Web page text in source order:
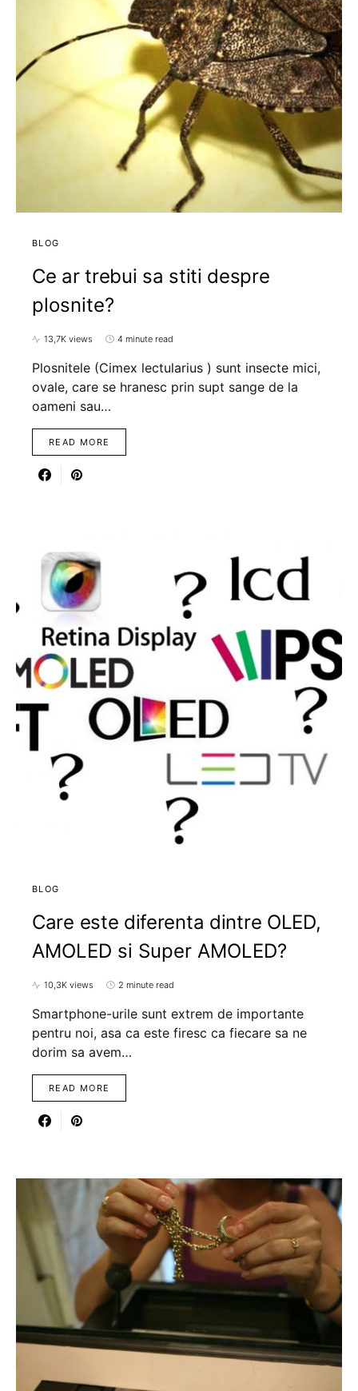
BLOG
Ce ar trebui sa stiti despre
plosnite?
13,7K views 4 minute read
Plosnitele (Cimex lectularius ) sunt insecte mici,
ovale, care se hranesc prin supt sange de la
oameni sau…
READ MORE
BLOG
Care este diferenta dintre OLED,
AMOLED si Super AMOLED?
10,3K views 2 minute read
Smartphone-urile sunt extrem de importante
pentru noi, asa ca este firesc ca fiecare sa ne
dorim sa avem…
READ MORE